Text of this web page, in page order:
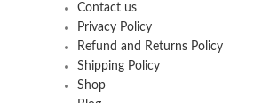
Contact us
Privacy Policy
Refund and Returns Policy
Shipping Policy
Shop